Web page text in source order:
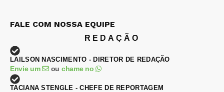
FALE COM NOSSA EQUIPE
REDAÇÃO
LAILSON NASCIMENTO - DIRETOR DE REDAÇÃO
Envie um ou chame no
TACIANA STENGLE - CHEFE DE REPORTAGEM